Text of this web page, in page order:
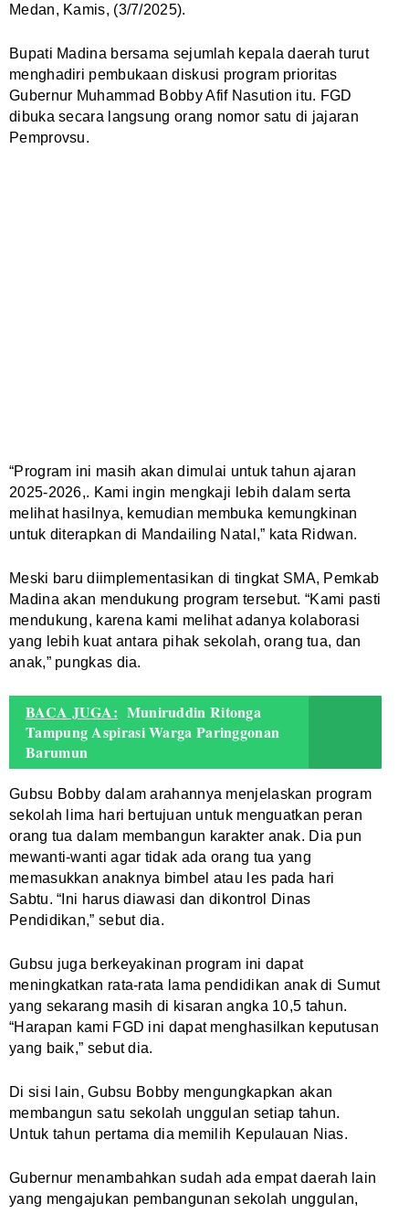
Medan, Kamis, (3/7/2025).
Bupati Madina bersama sejumlah kepala daerah turut
menghadiri pembukaan diskusi program prioritas
Gubernur Muhammad Bobby Afif Nasution itu. FGD
dibuka secara langsung orang nomor satu di jajaran
Pemprovsu.
“Program ini masih akan dimulai untuk tahun ajaran
2025-2026,. Kami ingin mengkaji lebih dalam serta
melihat hasilnya, kemudian membuka kemungkinan
untuk diterapkan di Mandailing Natal,” kata Ridwan.
Meski baru diimplementasikan di tingkat SMA, Pemkab
Madina akan mendukung program tersebut. “Kami pasti
mendukung, karena kami melihat adanya kolaborasi
yang lebih kuat antara pihak sekolah, orang tua, dan
anak,” pungkas dia.
BACA JUGA: Muniruddin Ritonga
Tampung Aspirasi Warga Paringgonan
Barumun
Gubsu Bobby dalam arahannya menjelaskan program
sekolah lima hari bertujuan untuk menguatkan peran
orang tua dalam membangun karakter anak. Dia pun
mewanti-wanti agar tidak ada orang tua yang
memasukkan anaknya bimbel atau les pada hari
Sabtu. “Ini harus diawasi dan dikontrol Dinas
Pendidikan,” sebut dia.
Gubsu juga berkeyakinan program ini dapat
meningkatkan rata-rata lama pendidikan anak di Sumut
yang sekarang masih di kisaran angka 10,5 tahun.
“Harapan kami FGD ini dapat menghasilkan keputusan
yang baik,” sebut dia.
Di sisi lain, Gubsu Bobby mengungkapkan akan
membangun satu sekolah unggulan setiap tahun.
Untuk tahun pertama dia memilih Kepulauan Nias.
Gubernur menambahkan sudah ada empat daerah lain
yang mengajukan pembangunan sekolah unggulan,